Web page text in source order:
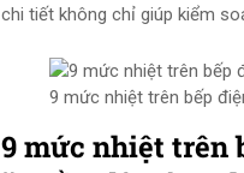
chi tiết không chỉ giúp kiểm
9 mức nhiệt trên bếp
9 mức nhiệt trên